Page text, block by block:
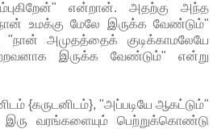
என்றான். அதற்கு அந்த
உமக்கு மேலே இருக்க வேண்டும்"
"நான் அமுதத்தைக் குடிக்காமலேயே
இருக்க வேண்டும்" என்று
{கருடனிடம்}, "அப்படியே ஆகட்டும்"
வரங்களையும் பெற்றுக்கொண்டு